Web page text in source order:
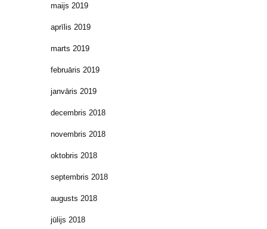
maijs 2019
aprīlis 2019
marts 2019
februāris 2019
janvāris 2019
decembris 2018
novembris 2018
oktobris 2018
septembris 2018
augusts 2018
jūlijs 2018